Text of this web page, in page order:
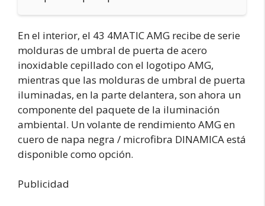
En el interior, el 43 4MATIC AMG recibe de serie
molduras de umbral de puerta de acero
inoxidable cepillado con el logotipo AMG,
mientras que las molduras de umbral de puerta
iluminadas, en la parte delantera, son ahora un
componente del paquete de la iluminación
ambiental. Un volante de rendimiento AMG en
cuero de napa negra / microfibra DINAMICA está
disponible como opción.
Publicidad